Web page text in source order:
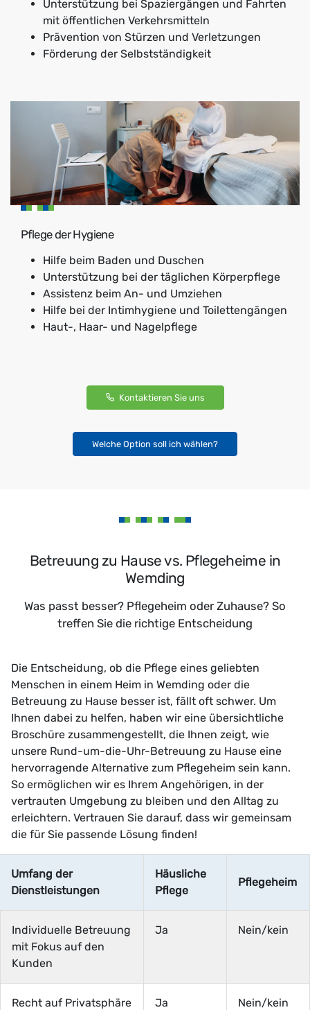
Unterstützung bei Spaziergängen und Fahrten
mit öffentlichen Verkehrsmitteln
Prävention von Stürzen und Verletzungen
Förderung der Selbstständigkeit
Pflege der Hygiene
Hilfe beim Baden und Duschen
Unterstützung bei der täglichen Körperpflege
Assistenz beim An- und Umziehen
Hilfe bei der Intimhygiene und Toilettengängen
Haut-, Haar- und Nagelpflege
Kontaktieren Sie uns
Welche Option soll ich wählen?
Betreuung zu Hause vs. Pflegeheime in
Wemding
Was passt besser? Pflegeheim oder Zuhause? So
treffen Sie die richtige Entscheidung
Die Entscheidung, ob die Pflege eines geliebten
Menschen in einem Heim in Wemding oder die
Betreuung zu Hause besser ist, fällt oft schwer. Um
Ihnen dabei zu helfen, haben wir eine übersichtliche
Broschüre zusammengestellt, die Ihnen zeigt, wie
unsere Rund-um-die-Uhr-Betreuung zu Hause eine
hervorragende Alternative zum Pflegeheim sein kann.
So ermöglichen wir es Ihrem Angehörigen, in der
vertrauten Umgebung zu bleiben und den Alltag zu
erleichtern. Vertrauen Sie darauf, dass wir gemeinsam
die für Sie passende Lösung finden!
Umfang der
Dienstleistungen
Häusliche
Pflege
Pflegeheim
Individuelle Betreuung
mit Fokus auf den
Kunden
Ja Nein/kein
Recht auf Privatsphäre
Ja Nein/kein